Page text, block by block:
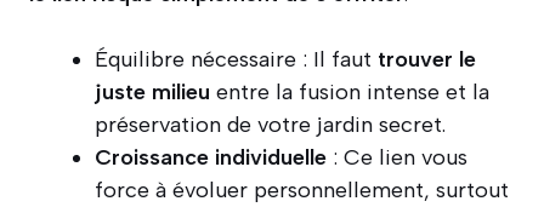
Équilibre nécessaire : Il faut trouver le
juste milieu entre la fusion intense et la
préservation de votre jardin secret.
Croissance individuelle : Ce lien vous
force à évoluer personnellement, surtout